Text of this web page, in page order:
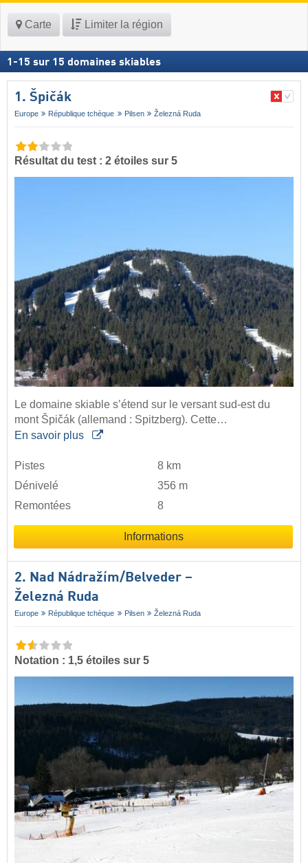
Carte Limiter la région
1 -15 sur 15 domaines skiables
1. Špičák
Europe République tchèque Pilsen Železná Ruda
Résultat du test : 2 étoiles sur 5
Le domaine skiable s’étend sur le versant sud-est du
mont Špičák (allemand : Spitzberg). Cette…
En savoir plus
Pistes
8 km
Dénivelé
356 m
Remontées
8
Informations
2. Nad Nádražím/​Belveder –
Železná Ruda
Europe République tchèque Pilsen Železná Ruda
Notation : 1,5 étoiles sur 5